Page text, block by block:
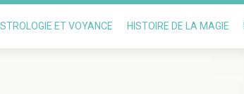
ET VOYANCE HISTOIRE DE LA MAGIE